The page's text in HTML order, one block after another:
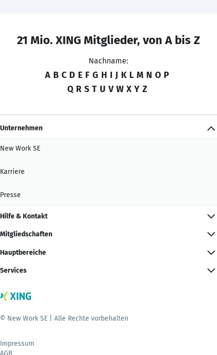
21 Mio. XING Mitglieder, von A bis Z
Nachname:
A B C D E F G H I J K L M N O P
Q R S T U V W X Y Z
Unternehmen
New Work SE
Karriere
Presse
Hilfe & Kontakt
Mitgliedschaften
Hauptbereiche
Services
© New Work SE | Alle Rechte vorbehalten
Impressum
AGB